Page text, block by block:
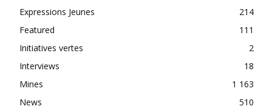
Expressions Jeunes
214
Featured
111
Initiatives vertes
2
Interviews
18
Mines
1 163
News
510